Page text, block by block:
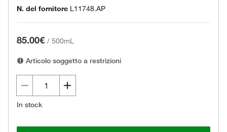
N. del fornitore L11748.AP
85.00€ / 500mL
Articolo soggetto a restrizioni
In stock